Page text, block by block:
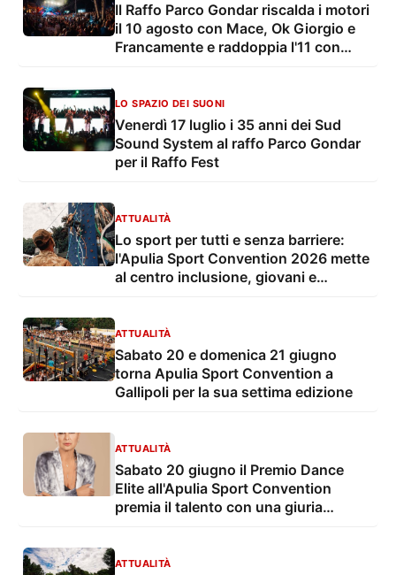
Il Raffo Parco Gondar riscalda i motori
il 10 agosto con Mace, Ok Giorgio e
Francamente e raddoppia l'11 con
LO SPAZIO DEI SUONI
Venerdì 17 luglio i 35 anni dei Sud
Sound System al raffo Parco Gondar
per il Raffo Fest
ATTUALITÀ
Lo sport per tutti e senza barriere:
l'Apulia Sport Convention 2026 mette
al centro inclusione, giovani e
ATTUALITÀ
Sabato 20 e domenica 21 giugno
torna Apulia Sport Convention a
Gallipoli per la sua settima edizione
ATTUALITÀ
Sabato 20 giugno il Premio Dance
Elite all'Apulia Sport Convention
premia il talento con una giuria
ATTUALITÀ